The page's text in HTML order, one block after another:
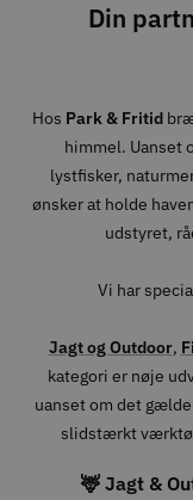
Din
Hos Park & Fritid
himmel. Uanset
lystfisker,
ønsker at holde
udstyret,
Vi har
Jagt og Outdoor,
kategori er nøje
uanset om det
slidstærkt
🦌 Jagt &